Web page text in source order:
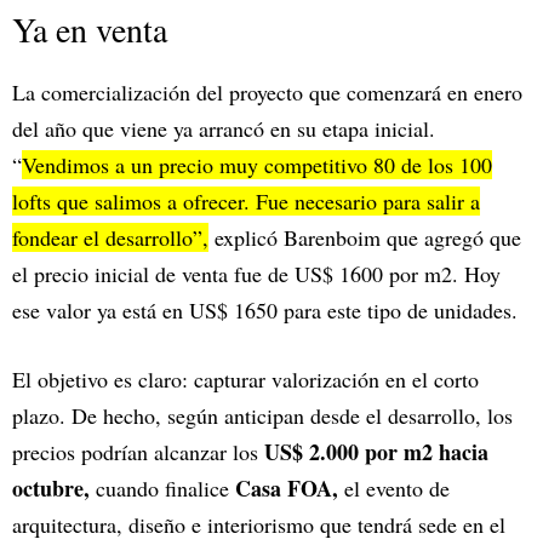
Ya en venta
La comercialización del proyecto que comenzará en enero
del año que viene ya arrancó en su etapa inicial.
“Vendimos a un precio muy competitivo 80 de los 100
lofts que salimos a ofrecer. Fue necesario para salir a
fondear el desarrollo”, explicó Barenboim que agregó que
el precio inicial de venta fue de US$ 1600 por m2. Hoy
ese valor ya está en US$ 1650 para este tipo de unidades.
El objetivo es claro: capturar valorización en el corto
plazo. De hecho, según anticipan desde el desarrollo, los
precios podrían alcanzar los US$ 2.000 por m2 hacia
octubre, cuando finalice Casa FOA, el evento de
arquitectura, diseño e interiorismo que tendrá sede en el